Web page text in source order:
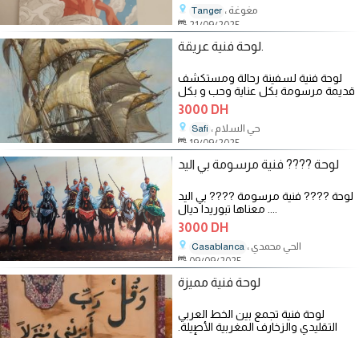
Tanger
، مغوغة
21/09/2025
لوحة فنية عريقة.
لوحة فنية لسفينة رحالة ومستكشف
قديمة مرسومة بكل عناية وحب و بكل
المعايير الدقيقة موقعة للفنان
3000 DH
Safi
، حي السلام
19/09/2025
لوحة ???? فنية مرسومة بي اليد
لوحة ???? فنية مرسومة ???? بي اليد
.... معناها تبوريدا ديال
3000 DH
Casablanca
، الحي محمدي
09/09/2025
لوحة فنية مميزة
لوحة فنية تجمع بين الخط العربي
التقليدي والزخارف المغربية الأصيلة.